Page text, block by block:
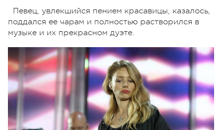
Певец, увлекшийся пением красавицы, казалось,
поддался ее чарам и полностью растворился в
музыке и их прекрасном дуэте.